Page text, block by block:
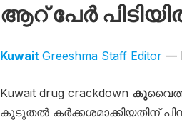
ആറ് പേർ
Kuwait Greeshma Staff Editor —
Kuwait drug crackdown കു
കൂടുതൽ കർക്കശമാക്കിയതിന്